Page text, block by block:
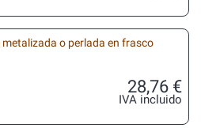
o perlada en frasco
28,76 €
IVA incluido